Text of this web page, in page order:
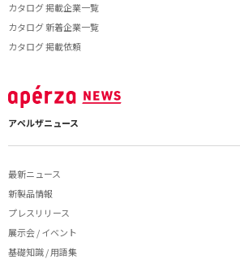
カタログ 掲載企業一覧
カタログ 新着企業一覧
カタログ 掲載依頼
アペルザニュース
最新ニュース
新製品情報
プレスリリース
展示会 / イベント
基礎知識 / 用語集